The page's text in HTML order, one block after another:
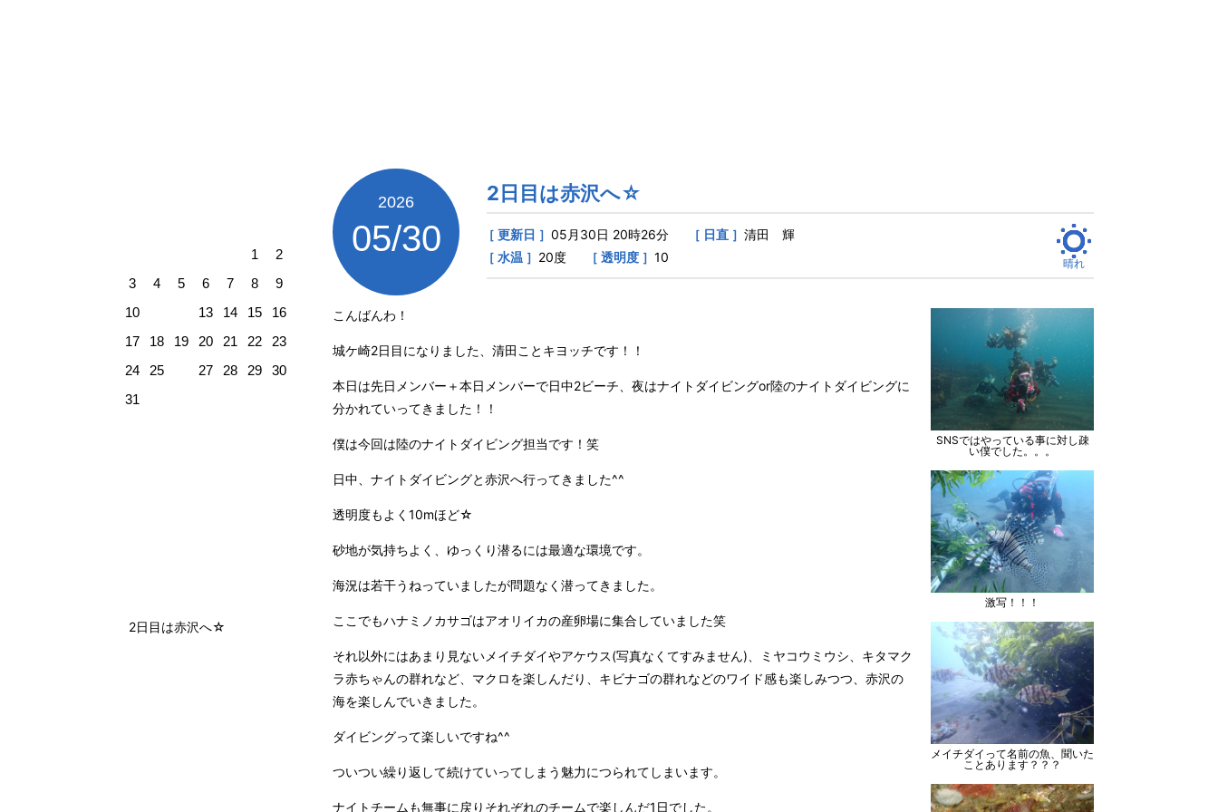
2026
05/30
2日目は赤沢へ☆
［ 更新日 ］ 05月30日 20時26分 ［ 日直 ］ 清田 輝
［ 水温 ］ 20度 ［ 透明度 ］ 10 晴れ
SNSではやっている事に対し疎
い僕でした。。。
激写！！！
メイチダイって名前の魚、聞いた
ことあります？？？
こんばんわ！
城ケ崎2日目になりました、清田ことキヨッチです！！
本日は先日メンバー＋本日メンバーで日中2ビーチ、夜はナイトダイビングor陸のナイトダイビングに
分かれていってきました！！
僕は今回は陸のナイトダイビング担当です！笑
日中、ナイトダイビングと赤沢へ行ってきました^^
透明度もよく10mほど☆
砂地が気持ちよく、ゆっくり潜るには最適な環境です。
海況は若干うねっていましたが問題なく潜ってきました。
ここでもハナミノカサゴはアオリイカの産卵場に集合していました笑
それ以外にはあまり見ないメイチダイやアケウス(写真なくてすみません)、ミヤコウミウシ、キタマク
ラ赤ちゃんの群れなど、マクロを楽しんだり、キビナゴの群れなどのワイド感も楽しみつつ、赤沢の
海を楽しんでいきました。
ダイビングって楽しいですね^^
ついつい繰り返して続けていってしまう魅力につられてしまいます。
ナイトチームも無事に戻りそれぞれのチームで楽しんだ1日でした。
1
2
3
4 5 6 7 8
9
10
13 14 15
16
17
18 19 20 21 22
23
24
25 27 28 29
30
31
2日目は赤沢へ☆